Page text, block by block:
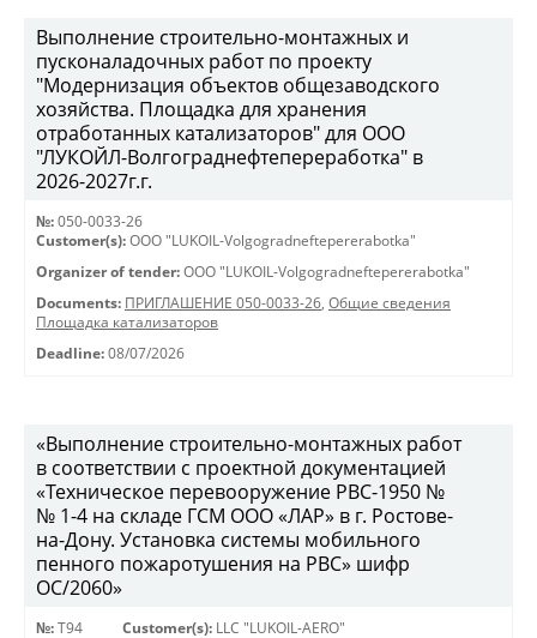
Выполнение строительно-монтажных и
пусконаладочных работ по проекту
"Модернизация объектов общезаводского
хозяйства. Площадка для хранения
отработанных катализаторов" для ООО
"ЛУКОЙЛ-Волгограднефтепереработка" в
2026-2027г.г.
№: 050-0033-26
Customer(s): OOO "LUKOIL-Volgogradneftepererabotka"
Organizer of tender: OOO "LUKOIL-Volgogradneftepererabotka"
Documents: ПРИГЛАШЕНИЕ 050-0033-26, Общие сведения
Площадка катализаторов
Deadline: 08/07/2026
«Выполнение строительно-монтажных работ
в соответствии с проектной документацией
«Техническое перевооружение РВС-1950 №
№ 1-4 на складе ГСМ ООО «ЛАР» в г. Ростове-
на-Дону. Установка системы мобильного
пенного пожаротушения на РВС» шифр
ОС/2060»
№: Т94 Customer(s): LLC "LUKOIL-AERO"